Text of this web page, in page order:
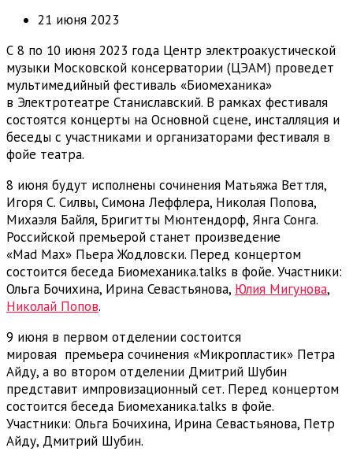
21 июня 2023
С 8 по 10 июня 2023 года Центр электроакустической
музыки Московской консерватории (ЦЭАМ) проведет
мультимедийный фестиваль «Биомеханика»
в Электротеатре Станиславский. В рамках фестиваля
состоятся концерты на Основной сцене, инсталляция и
беседы с участниками и организаторами фестиваля в
фойе театра.
8 июня будут исполнены сочинения Матьяжа Веттля,
Игоря С. Силвы, Симона Леффлера, Николая Попова,
Михаэля Байля, Бригитты Мюнтендорф, Янга Сонга.
Российской премьерой станет произведение
«Mad Max» Пьера Жодловски. Перед концертом
состоится беседа Биомеханика.talks в фойе. Участники:
Ольга Бочихина, Ирина Севастьянова, Юлия Мигунова,
Николай Попов.
9 июня в первом отделении состоится
мировая премьера сочинения «Микропластик» Петра
Айду, а во втором отделении Дмитрий Шубин
представит импровизационный сет. Перед концертом
состоится беседа Биомеханика.talks в фойе.
Участники: Ольга Бочихина, Ирина Севастьянова, Петр
Айду, Дмитрий Шубин.